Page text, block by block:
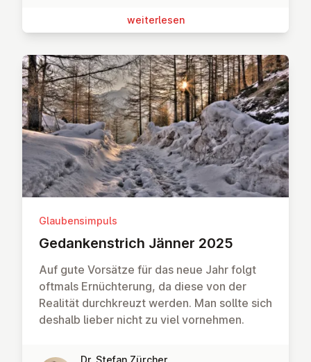
wei­ter­le­sen
Glaubensimpuls
Ge­dan­ken­strich Jänner 2025
Auf gute Vorsätze für das neue Jahr folgt
oftmals Ernüchterung, da diese von der
Realität durchkreuzt werden. Man sollte sich
deshalb lieber nicht zu viel vornehmen.
Dr. Stefan Zürcher